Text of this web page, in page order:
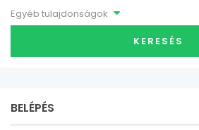
Egyéb tulajdonságok
KERESÉS
BELÉPÉS